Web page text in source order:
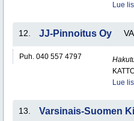
Lue
12. JJ-Pinnoitus Oy
Puh. 040 557 4797
Lue
13. Varsinais-Suomen